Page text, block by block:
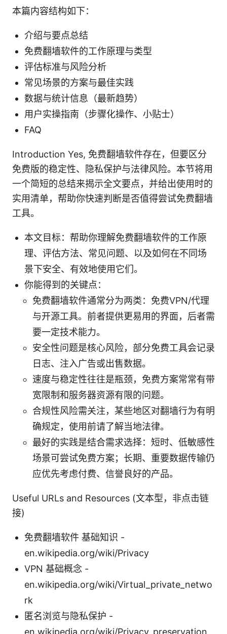
本篇内容结构如下：
介绍与要点总结
免费翻墙软件的工作原理与类型
评估标准与风险分析
常见场景的方案与最佳实践
数据与统计信息（最新趋势）
用户实操指南（步骤化操作、小贴士）
FAQ
Introduction Yes, 免费翻墙软件存在，但要区分
免费版的稳定性、隐私保护与法律风险。本节将用
一个简短的总结来揭示全文要点，并给出使用时的
实用清单，帮助你快速判断是否值得尝试免费翻墙
工具。
本文目标：帮助你理解免费翻墙软件的工作原
理、评估方法、常见问题、以及如何在不同场
景下安全、有效地使用它们。
你能得到的关键点：
免费翻墙软件通常分为两类：免费VPN/代理
与开源工具。前者提供更易用的界面，后者需
要一定技术能力。
安全性问题是核心风险，部分免费工具会记录
日志、注入广告或出售数据。
速度与稳定性往往是瓶颈，免费方案常常有带
宽限制和服务器资源有限的问题。
合规性风险需关注，某些地区对翻墙行为有明
确规定，使用前请了解当地法律。
最好的实践是结合需求选择：短时、低敏感性
场景可尝试免费方案；长期、重要数据传输仍
应优先考虑付费、信誉良好的产品。
Useful URLs and Resources (文本型，非点击链
接)
免费翻墙软件 基础知识 -
en.wikipedia.org/wiki/Privacy
VPN 基础概念 -
en.wikipedia.org/wiki/Virtual_private_netwo
rk
匿名浏览与隐私保护 -
en.wikipedia.org/wiki/Privacy_preservation